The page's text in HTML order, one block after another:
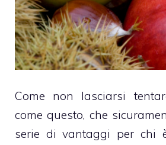
Come non lasciarsi
come questo, che
serie di vantaggi per chi